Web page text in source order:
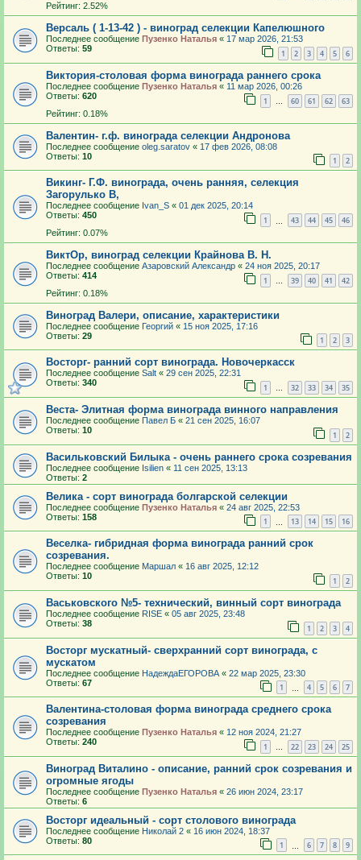
Рейтинг: 2.52%
Версаль ( 1-13-42 ) - виноград селекции Капелюшного
Последнее сообщение Пузенко Наталья « 17 мар 2026, 21:53
Ответы: 59 1 2 3 4 5 6
Виктория-столовая форма винограда раннего срока
Последнее сообщение Пузенко Наталья « 11 мар 2026, 00:26
Ответы: 620 1 … 60 61 62 63
Рейтинг: 0.18%
Валентин- г.ф. винограда селекции Андронова
Последнее сообщение oleg.saratov « 17 фев 2026, 08:08
Ответы: 10 1 2
Викинг- Г.Ф. винограда, очень ранняя, селекция
Загорулько В,
Последнее сообщение Ivan_S « 01 дек 2025, 20:14
Ответы: 450 1 43 44 45 46
Рейтинг: 0.07%
ВиктОр, виноград селекции Крайнова В. Н.
Последнее сообщение Азаровский Александр « 24 ноя 2025, 20:17
Ответы: 414 1 … 39 40 41 42
Рейтинг: 0.18%
Виноград Валери, описание, характеристики
Последнее сообщение Георгий « 15 ноя 2025, 17:16
Ответы: 29 1 2 3
Восторг- ранний сорт винограда. Новочеркасск
Последнее сообщение Salt « 29 сен 2025, 22:31
Ответы: 340 1 … 32 33 34 35
Веста- Элитная форма винограда винного направления
Последнее сообщение Павел Б « 21 сен 2025, 16:07
Ответы: 10 1 2
Васильковский Билыка - очень раннего срока созревания
Последнее сообщение Isilien « 11 сен 2025, 13:13
Ответы: 2
Велика - сорт винограда болгарской селекции
Последнее сообщение Пузенко Наталья « 24 авг 2025, 22:53
Ответы: 158 1 13 14 15 16
Веселка- гибридная форма винограда ранний срок
созревания.
Последнее сообщение Маршал « 16 авг 2025, 12:12
Ответы: 10 1 2
Васьковского №5- технический, винный сорт винограда
Последнее сообщение RISE « 05 авг 2025, 23:48
Ответы: 38 1 2 3 4
Восторг мускатный- сверхранний сорт винограда, с
мускатом
Последнее сообщение НадеждаЕГОРОВА « 22 мар 2025, 23:30
Ответы: 67 1 4 5 6 7
Валентина-столовая форма винограда среднего срока
созревания
Последнее сообщение Пузенко Наталья « 12 ноя 2024, 21:27
Ответы: 240 1 … 22 23 24 25
Виноград Виталино - описание, ранний срок созревания и
огромные ягоды
Последнее сообщение Пузенко Наталья « 26 июн 2024, 23:17
Ответы: 6
Восторг идеальный - сорт столового винограда
Последнее сообщение Николай 2 « 16 июн 2024, 18:37
Ответы: 80 1 6 7 8 9